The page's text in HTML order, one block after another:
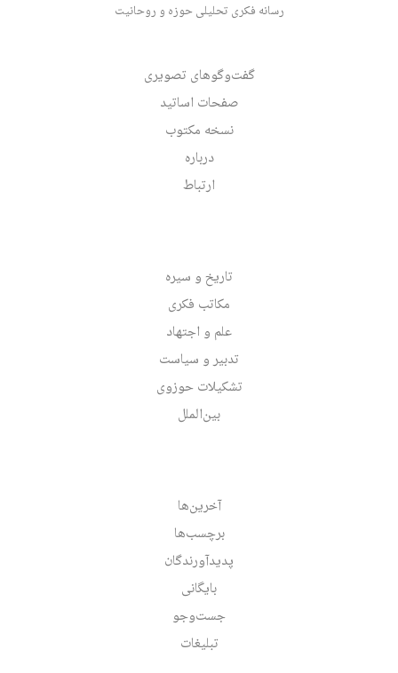
رسانه فکری تحلیلی حوزه و روحانیت
گفت‌وگوهای تصویری
صفحات اساتید
نسخه مکتوب
درباره
ارتباط
تاریخ و سیره
مکاتب فکری
علم و اجتهاد
تدبیر و سیاست
تشکیلات حوزوی
بین‌الملل
آخرین‌ها
برچسب‌ها
پدیدآورندگان
بایگانی
جست‌وجو
تبلیغات